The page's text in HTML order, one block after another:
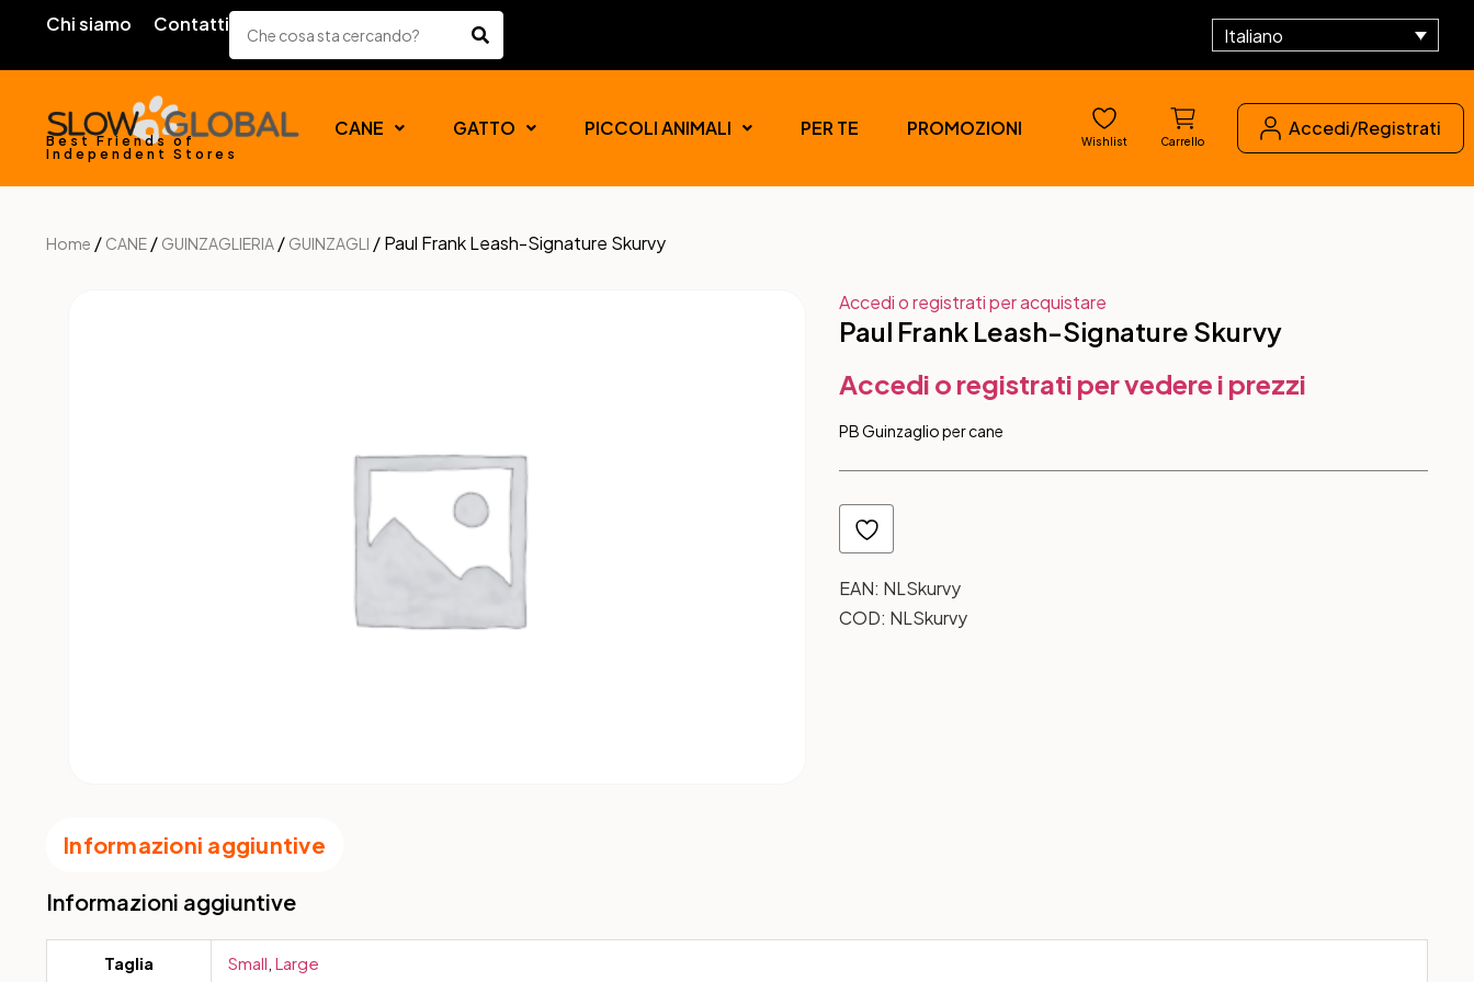
Chi siamo Contatti
Italiano
Best Friends of
Independent Stores
CANE GATTO PICCOLI ANIMALI PER TE PROMOZIONI
Wishlist Carrello
Accedi/Registrati
Home / CANE / GUINZAGLIERIA / GUINZAGLI / Paul Frank Leash-Signature Skurvy
Accedi o registrati per acquistare
Paul Frank Leash-Signature Skurvy
Accedi o registrati per vedere i prezzi
PB Guinzaglio per cane
EAN: NLSkurvy
COD: NLSkurvy
Informazioni aggiuntive
Informazioni aggiuntive
Taglia Small, Large